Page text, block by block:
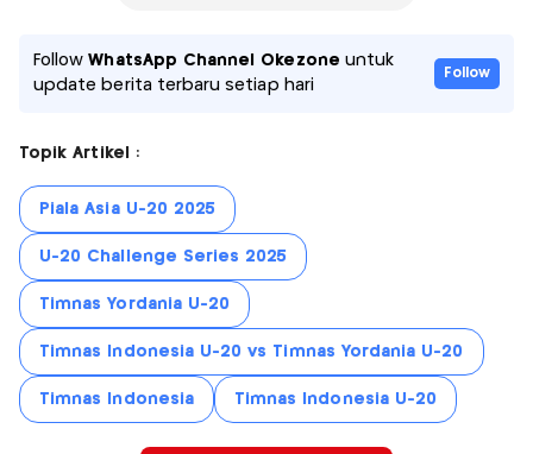
FollowWhatsApp Channel Okezone untuk
update berita terbaru setiap hari
Follow
Topik Artikel :
Piala Asia U-20 2025
U-20 Challenge Series 2025
Timnas Yordania U-20
Timnas Indonesia U-20 vs Timnas Yordania U-20
Timnas Indonesia Timnas Indonesia U-20